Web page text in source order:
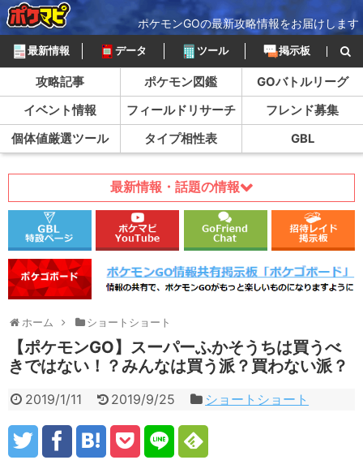
ポケモンGOの最新攻略情報をお届けします
最新情報 データ ツール 掲示板
攻略記事 ポケモン図鑑
GOバトルリーグ
イベント情報
フィールドリサーチ
フレンド募集
個体値厳選ツール
タイプ相性表 GBL
最新情報・話題の情報
ホーム ショートショート
【ポケモンGO】スーパーふかそうちは買うべ
きではない！？みんなは買う派？買わない派？
2019/1/11 2019/9/25 ショートショート